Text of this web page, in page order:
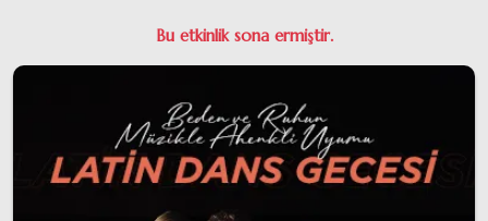
Bu etkinlik sona ermiştir.